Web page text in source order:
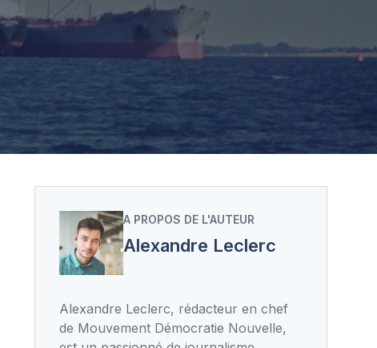
A PROPOS DE L'AUTEUR
Alexandre Leclerc
Alexandre Leclerc, rédacteur en chef
de Mouvement Démocratie Nouvelle,